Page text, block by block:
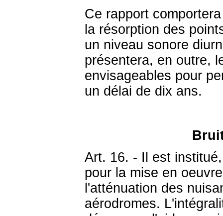
Ce rapport
la résorption des
un niveau sonore
présentera, en outre,
envisageables pour
un délai de dix ans.
Art. 16. - Il est
pour la mise en
l'atténuation des
aérodromes.